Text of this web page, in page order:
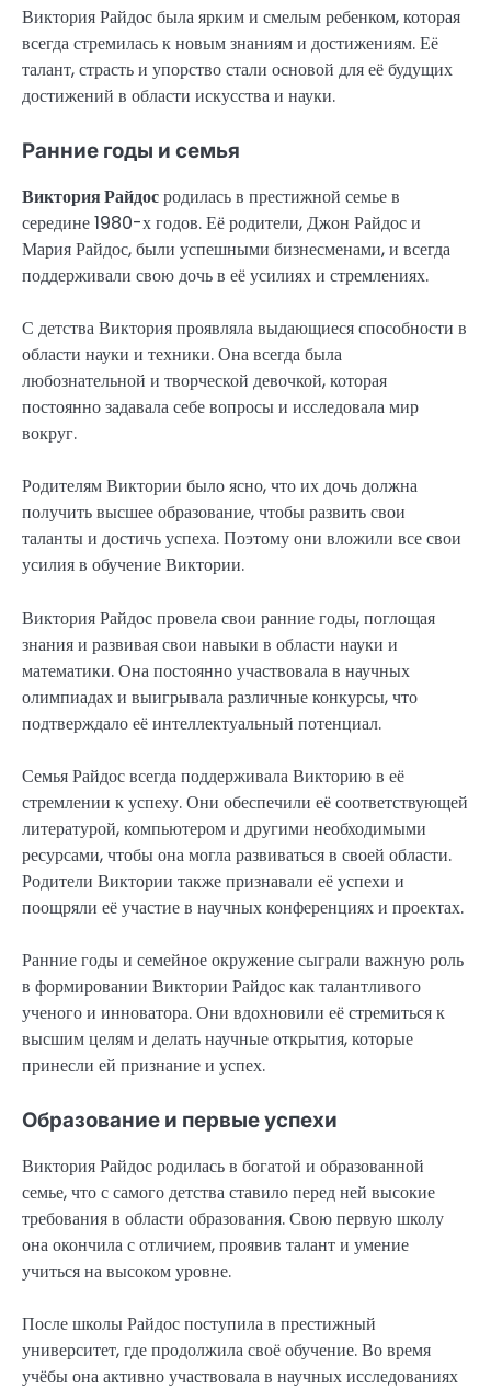
Виктория Райдос была ярким и смелым ребенком, которая
всегда стремилась к новым знаниям и достижениям. Её
талант, страсть и упорство стали основой для её будущих
достижений в области искусства и науки.
Ранние годы и семья
Виктория Райдосродилась в престижной семье в
середине 1980-х годов. Её родители, Джон Райдос и
Мария Райдос, были успешными бизнесменами, и всегда
поддерживали свою дочь в её усилиях и стремлениях.
С детства Виктория проявляла выдающиеся способности в
области науки и техники. Она всегда была
любознательной и творческой девочкой, которая
постоянно задавала себе вопросы и исследовала мир
вокруг.
Родителям Виктории было ясно, что их дочь должна
получить высшее образование, чтобы развить свои
таланты и достичь успеха. Поэтому они вложили все свои
усилия в обучение Виктории.
Виктория Райдос провела свои ранние годы, поглощая
знания и развивая свои навыки в области науки и
математики. Она постоянно участвовала в научных
олимпиадах и выигрывала различные конкурсы, что
подтверждало её интеллектуальный потенциал.
Семья Райдос всегда поддерживала Викторию в её
стремлении к успеху. Они обеспечили её соответствующей
литературой, компьютером и другими необходимыми
ресурсами, чтобы она могла развиваться в своей области.
Родители Виктории также признавали её успехи и
поощряли её участие в научных конференциях и проектах.
Ранние годы и семейное окружение сыграли важную роль
в формировании Виктории Райдос как талантливого
ученого и инноватора. Они вдохновили её стремиться к
высшим целям и делать научные открытия, которые
принесли ей признание и успех.
Образование и первые успехи
Виктория Райдос родилась в богатой и образованной
семье, что с самого детства ставило перед ней высокие
требования в области образования. Свою первую школу
она окончила с отличием, проявив талант и умение
учиться на высоком уровне.
После школы Райдос поступила в престижный
университет, где продолжила своё обучение. Во время
учёбы она активно участвовала в научных исследованиях